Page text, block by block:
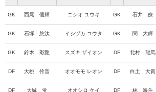
GK 西尾 優輝 ニシオ ユウキ GK 石井 僚
GK 石塚 悠汰 イシヅカ ユウタ GK 関 大輝
GK 鈴木 彩艶 スズキ ザイオン DF 北村 龍馬
DF 大桃 伶音 オオモモ レオン DF 白土 大貴
DF 大城 蛍 オオシロ ケイ DF 林 海斗